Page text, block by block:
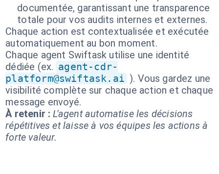
documentée, garantissant une transparence
totale pour vos audits internes et externes.
Chaque action est contextualisée et exécutée
automatiquement au bon moment.
Chaque agent Swiftask utilise une identité
dédiée (ex. agent-cdr-
platform@swiftask.ai ). Vous gardez une
visibilité complète sur chaque action et chaque
message envoyé.
À retenir : L'agent automatise les décisions
répétitives et laisse à vos équipes les actions à
forte valeur.